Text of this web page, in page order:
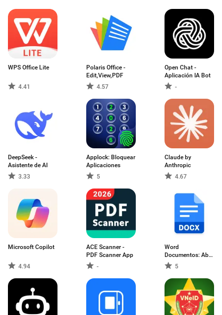
WPS Office Lite
4.41
Polaris Office -
Edit,View,PDF
4.57
Open Chat -
Aplicación IA Bot
-
DeepSeek -
Asistente de AI
3.33
Applock: Bloquear
Aplicaciones
5
Claude by
Anthropic
4.67
​​Microsoft Copilot
4.94
ACE Scanner -
PDF Scanner App
-
Word
Documentos: Abrir
Archivo
5